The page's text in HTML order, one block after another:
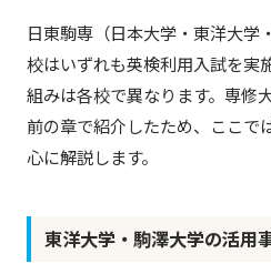
日東駒専（日本大学・東洋大学
校はいずれも英検利用入試を実
組みは各校で異なります。専修
前の章で紹介したため、ここで
心に解説します。
東洋大学・駒澤大学の活用